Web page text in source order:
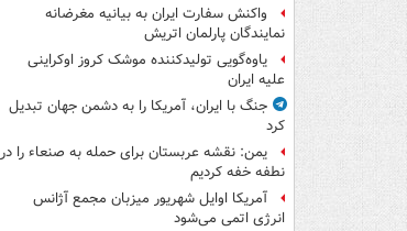
واکنش سفارت ایران به بیانیه مغرضانه
نمایندگان پارلمان اتریش
یاوه‌گویی تولیدکننده موشک کروز اوکراینی
علیه ایران
جنگ با ایران، آمریکا را به دشمن جهان تبدیل
کرد
یمن: نقشه عربستان برای حمله به صنعاء را در
نطفه خفه کردیم
آمریکا اوایل شهریور میزبان مجمع آژانس
انرژی اتمی می‌شود